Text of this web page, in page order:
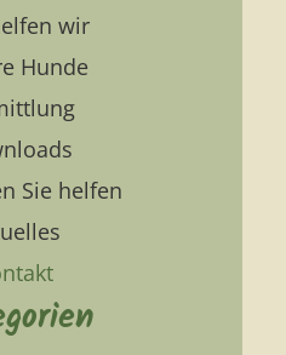
wir
Hunde
Sie helfen